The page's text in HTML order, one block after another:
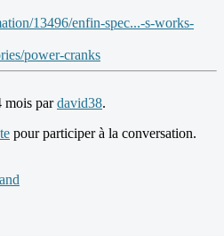
13496/enfin-spec...-s-works-
power-cranks
mois pardavid38.
pour participer à la conversation.